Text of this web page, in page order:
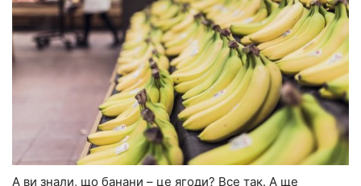
А ви знали, що банани – це ягоди? Все так. А ще